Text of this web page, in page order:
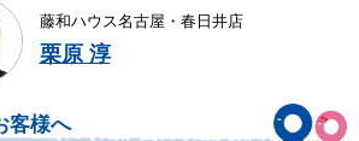
藤和ハウス名古屋・春日井店
栗原 淳
客様へ